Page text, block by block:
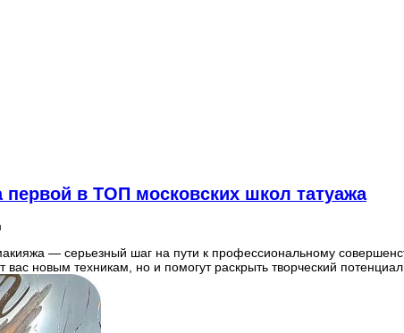
в ТОП московских школ татуажа
— серьезный шаг на пути к профессиональному
новым техникам, но и помогут раскрыть творческий потенциал.